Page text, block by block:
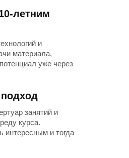
летним
и
материала,
уже через
занятий и
курса.
интересным и тогда